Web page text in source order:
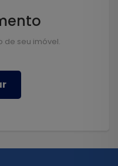
de seu imóvel.